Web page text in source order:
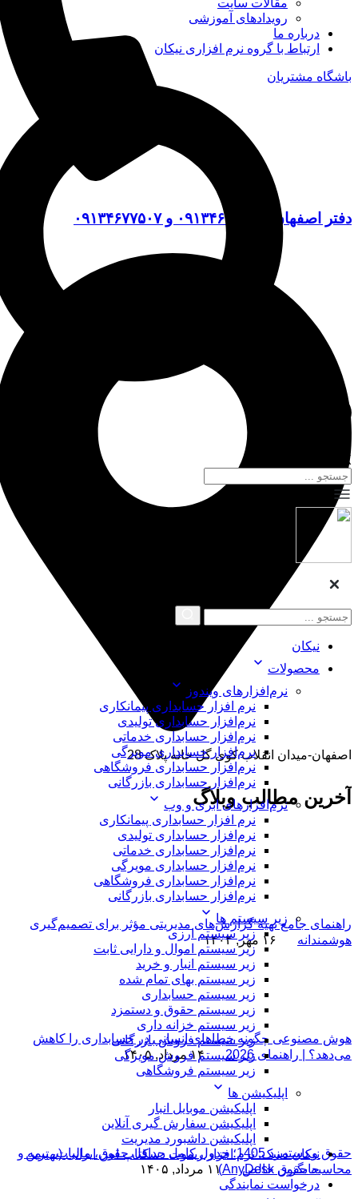
مقالات سایت
رویدادهای آموزشی
درباره ما
ارتباط با گروه نرم افزاری نیکان
باشگاه مشتریان
X
نیکان
محصولات
نرم‌افزارهای ویندوز
نرم افزار حسابداری پیمانکاری
نرم‌افزار حسابداری تولیدی
نرم‌افزار حسابداری خدماتی
نرم‌افزار حسابداری مویرگی
نرم‌افزار حسابداری فروشگاهی
نرم‌افزار حسابداری بازرگانی
نرم‌افزارهای ابری و وب
نرم افزار حسابداری پیمانکاری
نرم‌افزار حسابداری تولیدی
نرم‌افزار حسابداری خدماتی
نرم‌افزار حسابداری مویرگی
نرم‌افزار حسابداری فروشگاهی
نرم‌افزار حسابداری بازرگانی
زیر سیستم ها
زیر سیستم ارزی
زیر سیستم اموال و دارایی ثابت
زیر سیستم انبار و خرید
زیر سیستم بهای تمام شده
زیر سیستم حسابداری
زیر سیستم حقوق و دستمزد
زیر سیستم خزانه داری
زیر سیستم فروش بازرگانی
زیر سیستم فروش مویرگی
زیر سیستم فروشگاهی
اپلیکیشن ها
اپلیکیشن موبایل انبار
اپلیکیشن سفارش گیری آنلاین
اپلیکیشن داشبورد مدیریت
نیکان دسک: نرم افزار ریموت دسکتاپ امن ایرانی (بهترین
جایگزین AnyDesk)
درخواست نمایندگی
دفتر اصفهان: ۰۹۱۳۴۶۷۷۹۰۹ و ۰۹۱۳۴۶۷۷۵۰۷
اصفهان-میدان انقلاب کوی گل خانه پلاک 28
آخرین مطالب وبلاگ
راهنمای جامع تهیه گزارش‌های مدیریتی مؤثر برای تصمیم‌گیری
هوشمندانه
هوش مصنوعی چگونه خطاهای انسانی در حسابداری را کاهش
می‌دهد؟ | راهنمای 2026
۱۴ مرداد, ۱۴۰۵
حقوق و دستمزد 1405؛ جدول کامل حداقل حقوق، مالیات، بیمه و
محاسبه حقوق خالص
۱۱ مرداد, ۱۴۰۵